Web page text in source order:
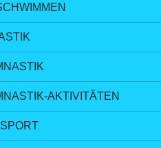
AKTIVITÄTEN